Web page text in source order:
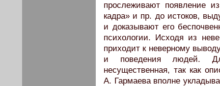
прослеживают появление
кадра» и пр. до истоков,
и доказывают его
психологии. Исходя из
приходит к неверному
и поведения людей.
несущественная, так как
А. Гармаева вполне